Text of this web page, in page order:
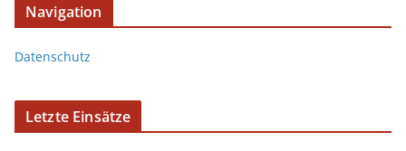
Navigation
Datenschutz
Letzte Einsätze